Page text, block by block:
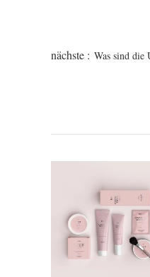
nächste : Was sind die